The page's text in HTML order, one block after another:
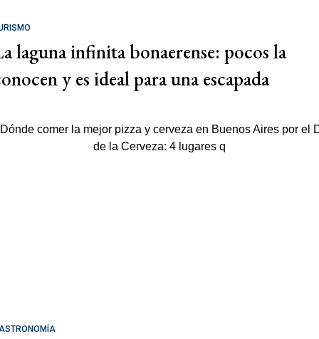
laguna infinita bonaerense: pocos la
y es ideal para una escapada